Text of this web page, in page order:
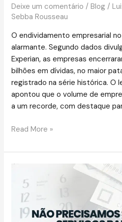
Deixe um comentário /Blog /
Sebba Rousseau
O endividamento empresarial
alarmante. Segundo dados
Experian, as empresas
bilhões em dívidas, no maior
registrado na série histórica. O
apontou que o volume de
a um recorde, com destaque
a
importância
especializado
dívidas
bancárias
Read More »
precisamos
ser
reféns